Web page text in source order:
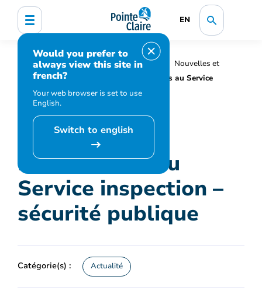
EN
Would you prefer to
always view this site in
french?
Your web browser is set to use
English.
Switch to english
Accueil Organisation municipale
Nouvelles et
médias
Actualités
Nominations au Service
inspection – sécurité publique
Nominations au
Service inspection –
sécurité publique
Catégorie(s) : Actualité